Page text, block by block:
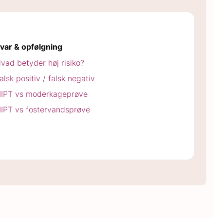
& opfølgning
betyder høj risiko?
positiv / falsk negativ
vs moderkageprøve
vs fostervandsprøve